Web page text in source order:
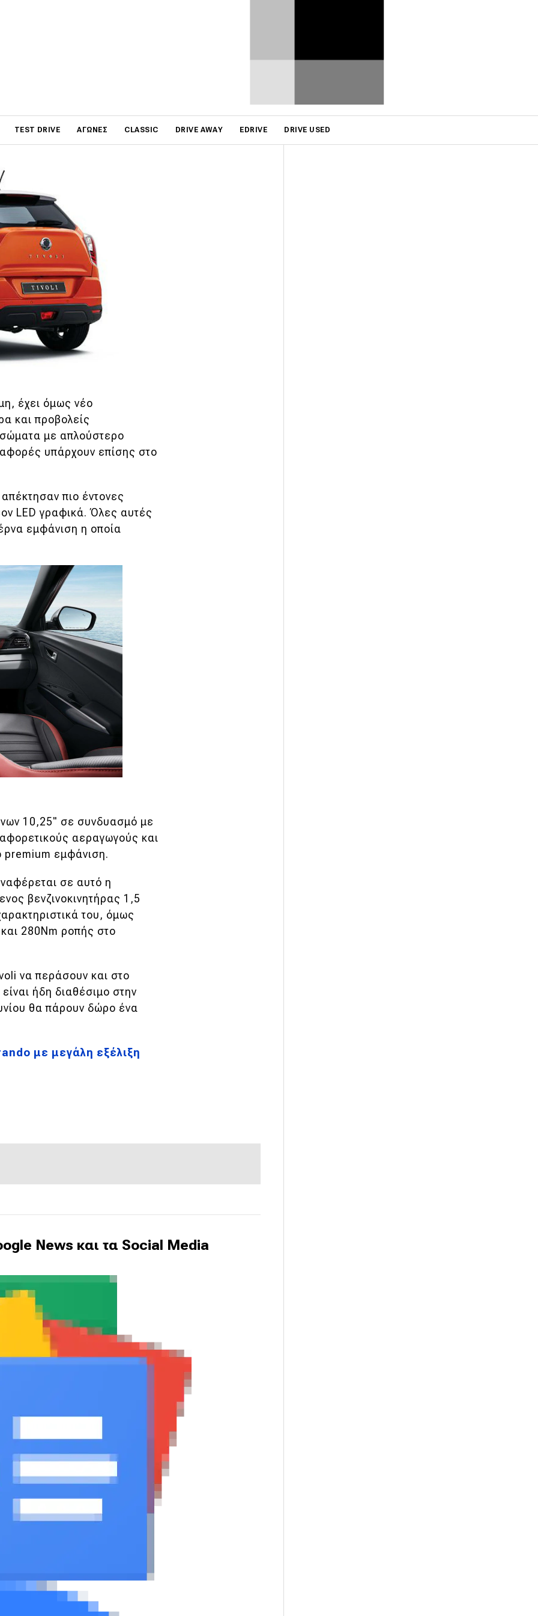
TEST DRIVE ΑΓΏΝΕΣ CLASSIC DRIVE AWAY EDRIVE DRIVE USED
των B-SUV.
έχει όμως νέο
και προβολείς
με απλούστερο
υπάρχουν επίσης στο
πιο έντονες
LED γραφικά. Όλες αυτές
εμφάνιση η οποία
10,25" σε συνδυασμό με
αεραγωγούς και
premium εμφάνιση.
σε αυτό η
βενζινοκινητήρας 1,5
του, όμως
280Nm ροπής στο
να περάσουν και στο
ήδη διαθέσιμο στην
θα πάρουν δώρο ένα
με μεγάλη εξέλιξη
News και τα Social Media